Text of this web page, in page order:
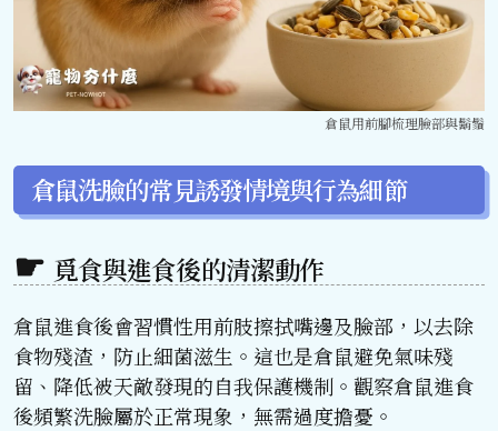
倉鼠用前腳梳理臉部與鬍鬚
倉鼠洗臉的常見誘發情境與行為細節
覓食與進食後的清潔動作
倉鼠進食後會習慣性用前肢擦拭嘴邊及臉部，以去除
食物殘渣，防止細菌滋生。這也是倉鼠避免氣味殘
留、降低被天敵發現的自我保護機制。觀察倉鼠進食
後頻繁洗臉屬於正常現象，無需過度擔憂。